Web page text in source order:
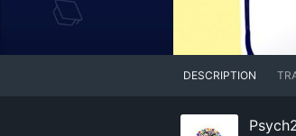
DESCRIPTION